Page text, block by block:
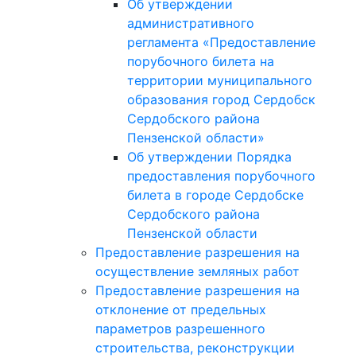
Об утверждении
административного
регламента «Предоставление
порубочного билета на
территории муниципального
образования город Сердобск
Сердобского района
Пензенской области»
Об утверждении Порядка
предоставления порубочного
билета в городе Сердобске
Сердобского района
Пензенской области
Предоставление разрешения на
осуществление земляных работ
Предоставление разрешения на
отклонение от предельных
параметров разрешенного
строительства, реконструкции